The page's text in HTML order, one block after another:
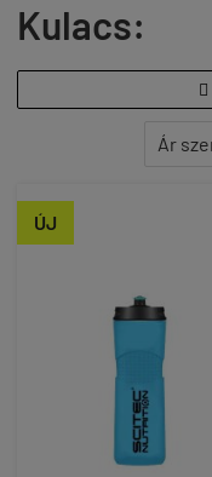
Kulacs:

ÚJ